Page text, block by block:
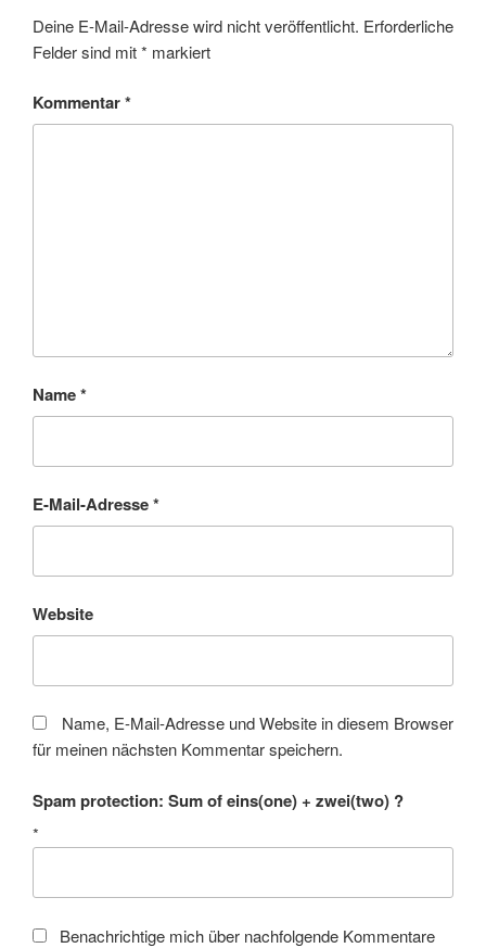
Deine E-Mail-Adresse wird nicht veröffentlicht. Erforderliche
Felder sind mit* markiert
Kommentar*
Name*
E-Mail-Adresse*
Website
Name, E-Mail-Adresse und Website in diesem Browser
für meinen nächsten Kommentar speichern.
Spam protection: Sum of eins(one) + zwei(two) ?
*
Benachrichtige mich über nachfolgende Kommentare